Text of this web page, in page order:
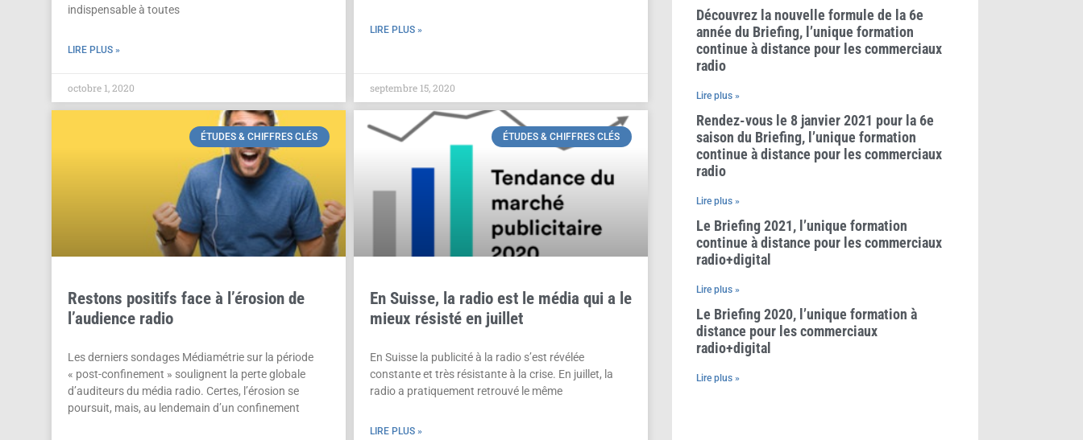
indispensable à toutes
LIRE PLUS »
octobre 1, 2020
LIRE PLUS »
septembre 15, 2020
ÉTUDES & CHIFFRES CLÉS
Restons positifs face à l’érosion de
l’audience radio
Les derniers sondages Médiamétrie sur la période
« post-confinement » soulignent la perte globale
d’auditeurs du média radio. Certes, l’érosion se
poursuit, mais, au lendemain d’un confinement
ÉTUDES & CHIFFRES CLÉS
En Suisse, la radio est le média qui a le
mieux résisté en juillet
En Suisse la publicité à la radio s’est révélée
constante et très résistante à la crise. En juillet, la
radio a pratiquement retrouvé le même
LIRE PLUS »
Découvrez la nouvelle formule de la 6e
année du Briefing, l’unique formation
continue à distance pour les commerciaux
radio
Lire plus »
Rendez-vous le 8 janvier 2021 pour la 6e
saison du Briefing, l’unique formation
continue à distance pour les commerciaux
radio
Lire plus »
Le Briefing 2021, l’unique formation
continue à distance pour les commerciaux
radio+digital
Lire plus »
Le Briefing 2020, l’unique formation à
distance pour les commerciaux
radio+digital
Lire plus »